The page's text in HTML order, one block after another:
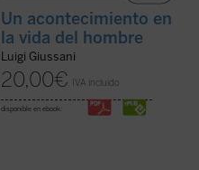
Un acontecimiento en
la vida del hombre
Luigi Giussani
20,00€ IVA incluido
disponible en ebook: